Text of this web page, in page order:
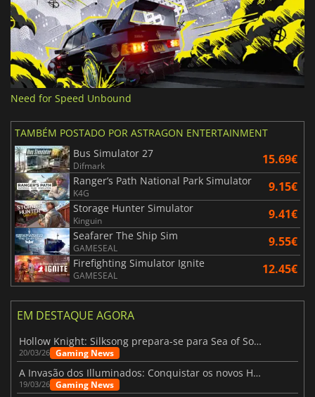
Need for Speed Unbound
TAMBÉM POSTADO POR ASTRAGON ENTERTAINMENT
Bus Simulator 27
Difmark 15.69€
Ranger’s Path National Park Simulator
K4G 9.15€
Storage Hunter Simulator
Kinguin 9.41€
Seafarer The Ship Sim
GAMESEAL 9.55€
Firefighting Simulator Ignite
GAMESEAL 12.45€
EM DESTAQUE AGORA
Hollow Knight: Silksong prepara-se para Sea of Sorrow com um patch
20/03/26 Gaming News
A Invasão dos Illuminados: Conquistar os novos Helldivers 2 Atualização!
19/03/26 Gaming News